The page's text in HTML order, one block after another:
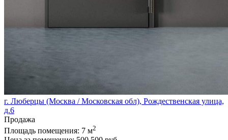
г. Люберцы (Москва / Московская обл), Рождественская улица,
д.6
Продажа
Площадь помещения: 7 м2